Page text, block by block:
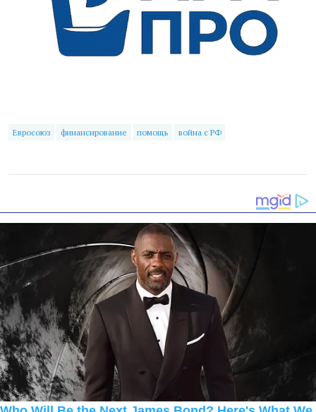
Евросоюз финансирование помощь война с РФ